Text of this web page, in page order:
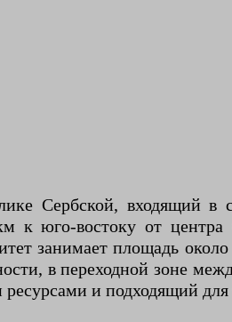
Сербской, входящий в
юго-востоку от центра
занимает площадь
в переходной зоне
и подходящий